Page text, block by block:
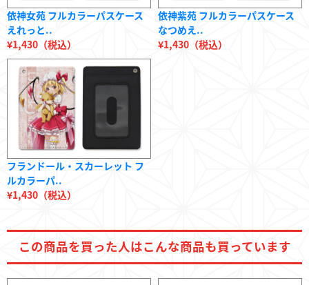
依神女苑 フルカラーパスケース
えれっと..
¥1,430（税込）
依神紫苑 フルカラーパスケース
なつめえ..
¥1,430（税込）
フランドール・スカーレット フ
ルカラーパ..
¥1,430（税込）
この商品を買った人はこんな商品も買っています